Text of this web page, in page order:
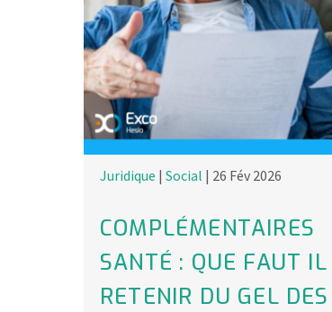
Juridique | Social | 26 Fév 2026
COMPLÉMENTAIRES
SANTÉ : QUE FAUT IL
RETENIR DU GEL DES